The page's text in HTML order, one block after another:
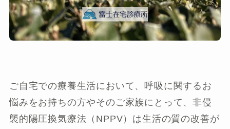
ご自宅での療養生活において、呼吸に関するお
悩みをお持ちの方やそのご家族にとって、非侵
襲的陽圧換気療法（NPPV）は生活の質の改善が